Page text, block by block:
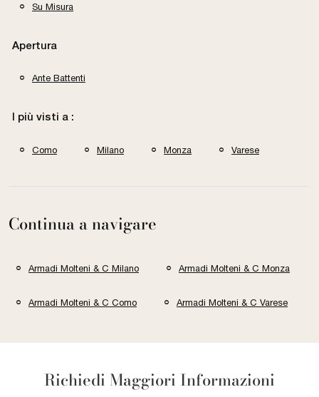
Su Misura
Apertura
Ante Battenti
I più visti a :
Como Milano Monza Varese
Continua a navigare
Armadi Molteni & C Milano Armadi Molteni & C Monza
Armadi Molteni & C Como Armadi Molteni & C Varese
Richiedi Maggiori Informazioni